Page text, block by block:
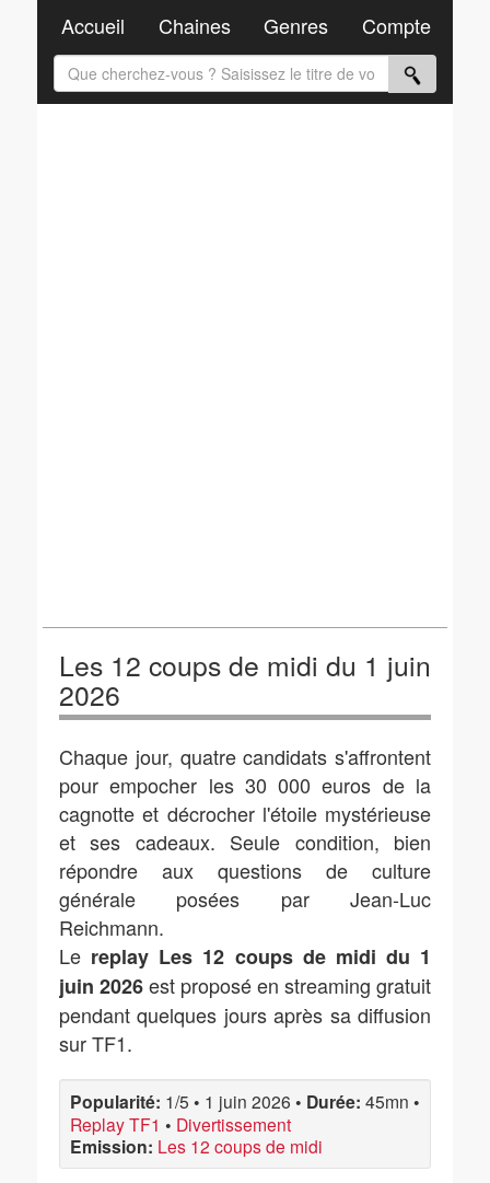
Les 12 coups de midi du 1 juin
2026
Chaque jour, quatre candidats s'affrontent
pour empocher les 30 000 euros de la
cagnotte et décrocher l'étoile mystérieuse
et ses cadeaux. Seule condition, bien
répondre aux questions de culture
générale posées par Jean-Luc
Reichmann.
Le replay Les 12 coups de midi du 1
juin 2026est proposé en streaming gratuit
pendant quelques jours après sa diffusion
sur TF1.
Popularité: 1/5 • 1 juin 2026 • Durée: 45mn •
Replay TF1 • Divertissement
Emission: Les 12 coups de midi
Accueil Chaines Genres Compte